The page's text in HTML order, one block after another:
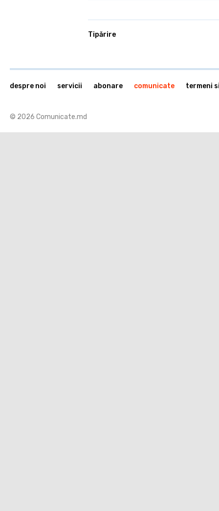
Tipărire
© 2026 Comunicate.md
despre noi servicii abonare comunicate termeni